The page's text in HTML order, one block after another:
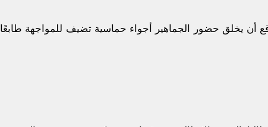
أن يخلق حضور الجماهير أجواء حماسية تضيف للمواجهة طابعًا